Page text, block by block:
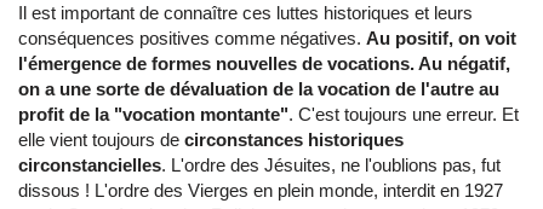
Il est important de connaître ces luttes historiques et leurs
conséquences positives comme négatives. Au positif, on voit
l'émergence de formes nouvelles de vocations. Au négatif,
on a une sorte de dévaluation de la vocation de l'autre au
profit de la "vocation montante". C'est toujours une erreur. Et
elle vient toujours de circonstances historiques
circonstancielles. L'ordre des Jésuites, ne l'oublions pas, fut
dissous ! L'ordre des Vierges en plein monde, interdit en 1927